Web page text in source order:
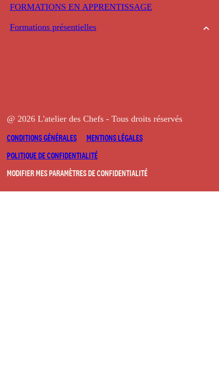
FORMATIONS EN APPRENTISSAGE
Formations présentielles
@ 2026 L'atelier des Chefs - Tous droits réservés
CONDITIONS GÉNÉRALES
MENTIONS LÉGALES
POLITIQUE DE CONFIDENTIALITÉ
MODIFIER MES PARAMÈTRES DE CONFIDENTIALITÉ